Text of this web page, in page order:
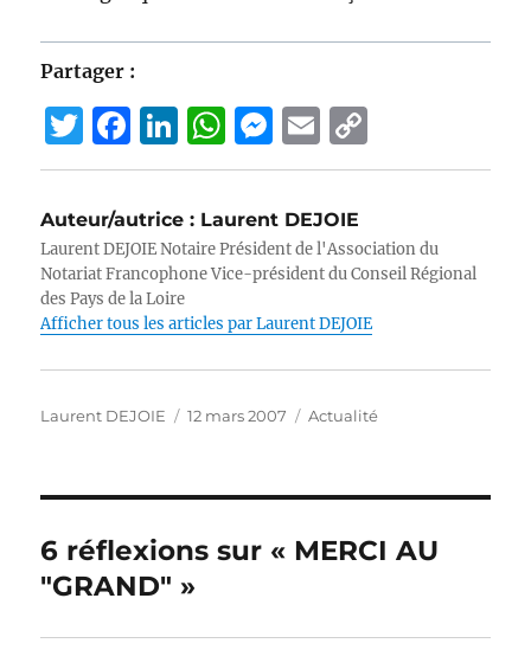
Partager :
T
w
it
te
r
F
a
c
e
b
o
Li
n
e
d
I
W
h
s
A
p
M
e
ss
e
n
g
E
m
ai
l
o
y
Li
n
Auteur/autrice : Laurent DEJOIE
Laurent DEJOIE Notaire Président de l'Association du
Notariat Francophone Vice-président du Conseil Régional
des Pays de la Loire
Afficher tous les articles par Laurent DEJOIE
Auteur
Laurent DEJOIE
Publié
12 mars 2007 Catégories
Actualité
6 réflexions sur « MERCI AU
"GRAND" »